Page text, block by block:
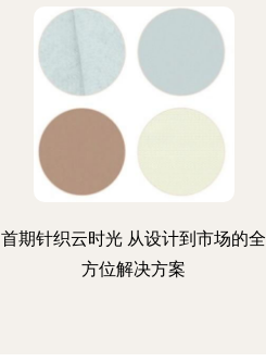
首期针织云时光 从设计到市场的全
方位解决方案